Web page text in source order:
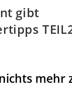
gibt
mehr